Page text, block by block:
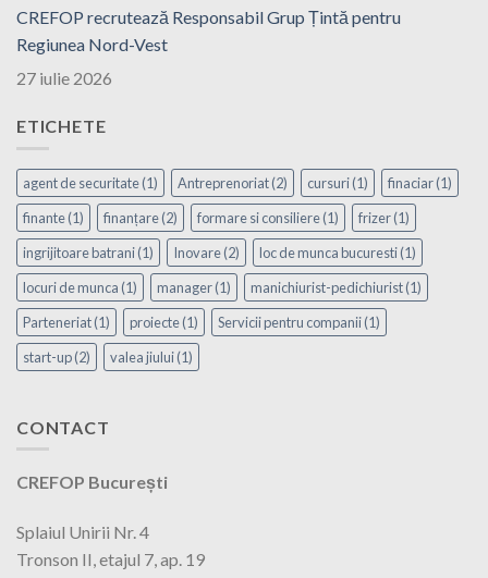
CREFOP recrutează Responsabil Grup Țintă pentru
Regiunea Nord-Vest
27 iulie 2026
ETICHETE
agent de securitate(1) Antreprenoriat(2) cursuri(1) finaciar(1)
finante(1) finanțare(2) formare si consiliere(1) frizer(1)
ingrijitoare batrani(1) Inovare(2) loc de munca bucuresti(1)
locuri de munca (1) manager(1) manichiurist-pedichiurist(1)
Parteneriat(1) proiecte(1) Servicii pentru companii(1)
start-up(2) valea jiului(1)
CONTACT
CREFOP București
Splaiul Unirii Nr. 4
Tronson II, etajul 7, ap. 19